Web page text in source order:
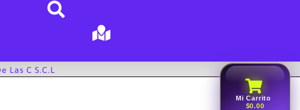
Mi Carrito
$0.00
Las C S.C.l